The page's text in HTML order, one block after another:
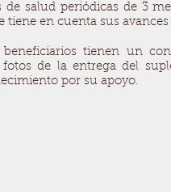
salud periódicas de 3
tiene en cuenta sus avances
beneficiarios tienen un
de la entrega del
por su apoyo.